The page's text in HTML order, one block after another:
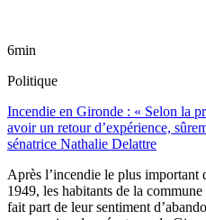
6min
Politique
Incendie en Gironde : « Selon la
avoir un retour d’expérience,
sénatrice Nathalie Delattre
Après l’incendie le plus important
1949, les habitants de la
fait part de leur sentiment